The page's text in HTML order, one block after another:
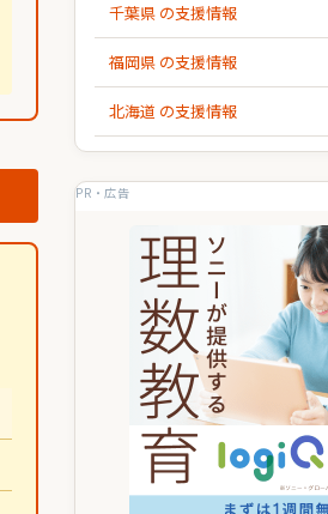
千葉県 の支援情報
福岡県 の支援情報
北海道 の支援情報
PR・広告